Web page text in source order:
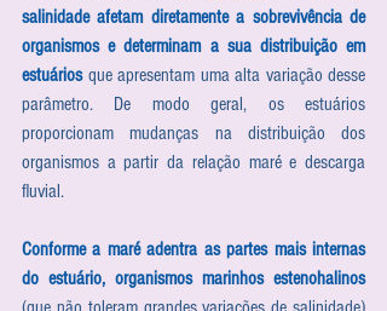
salinidade afetam diretamente a sobrevivência de
organismos e determinam a sua distribuição em
estuários que apresentam uma alta variação desse
parâmetro. De modo geral, os estuários
proporcionam mudanças na distribuição dos
organismos a partir da relação maré e descarga
fluvial.
Conforme a maré adentra as partes mais internas
do estuário, organismos marinhos estenohalinos